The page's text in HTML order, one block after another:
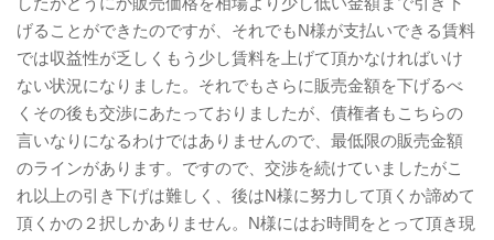
げることができたのですが、それでもN様が支払いできる賃料
では収益性が乏しくもう少し賃料を上げて頂かなければいけ
ない状況になりました。それでもさらに販売金額を下げるべ
くその後も交渉にあたっておりましたが、債権者もこちらの
言いなりになるわけではありませんので、最低限の販売金額
のラインがあります。ですので、交渉を続けていましたがこ
れ以上の引き下げは難しく、後はN様に努力して頂くか諦めて
頂くかの２択しかありません。N様にはお時間をとって頂き現